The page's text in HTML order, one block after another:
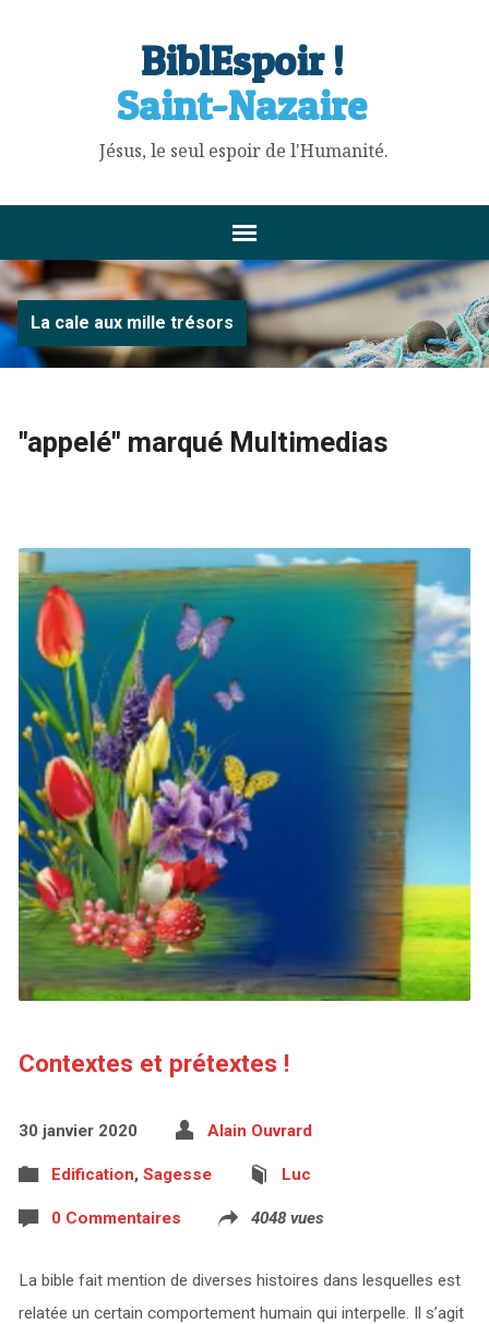
BiblEspoir !
Saint-Nazaire
Jésus, le seul espoir de l'Humanité.
La cale aux mille trésors
"appelé" marqué Multimedias
Contextes et prétextes !
30 janvier 2020 Alain Ouvrard
Edification, Sagesse Luc
0 Commentaires 4048 vues
La bible fait mention de diverses histoires dans lesquelles est
relatée un certain comportement humain qui interpelle. Il s’agit